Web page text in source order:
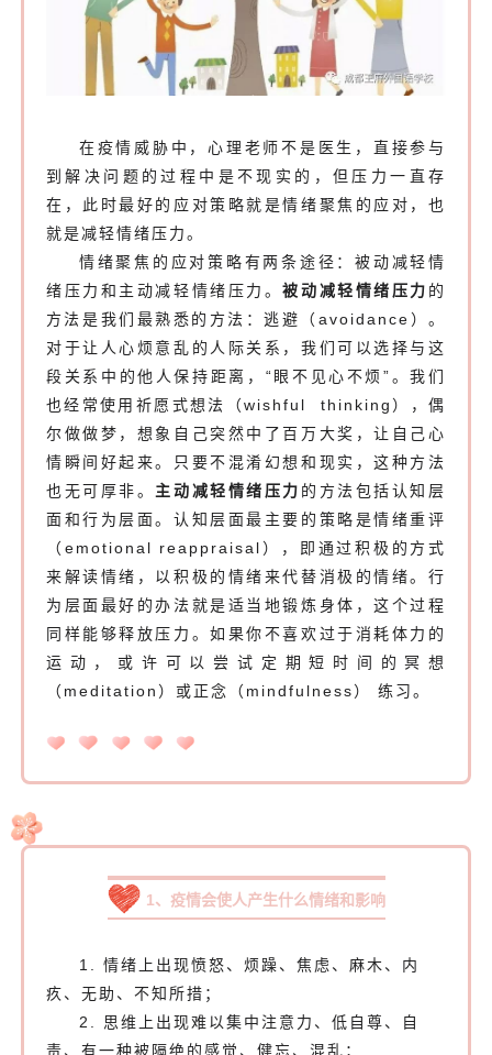
在疫情威胁中，心理老师不是医生，直接参与
到解决问题的过程中是不现实的，但压力一直存
在，此时最好的应对策略就是情绪聚焦的应对，也
就是减轻情绪压力。
情绪聚焦的应对策略有两条途径：被动减轻情
绪压力和主动减轻情绪压力。被动减轻情绪压力 的
方法是我们最熟悉的方法：逃避（avoidance）。
对于让人心烦意乱的人际关系，我们可以选择与这
段关系中的他人保持距离，“眼不见心不烦”。我们
也经常使用祈愿式想法（wishful thinking），偶
尔做做梦，想象自己突然中了百万大奖，让自己心
情瞬间好起来。只要不混淆幻想和现实，这种方法
也无可厚非。 主动减轻情绪压力 的方法包括认知层
面和行为层面。认知层面最主要的策略是情绪重评
（emotional reappraisal），即通过积极的方式
来解读情绪，以积极的情绪来代替消极的情绪。行
为层面最好的办法就是适当地锻炼身体，这个过程
同样能够释放压力。如果你不喜欢过于消耗体力的
运动，或许可以尝试定期短时间的冥想
（meditation）或正念（mindfulness） 练习。
1、疫情会使人产生什么情绪和影响
1. 情绪上出现愤怒、烦躁、焦虑、麻木、内
疚、无助、不知所措；
2. 思维上出现难以集中注意力、低自尊、自
责、有一种被隔绝的感觉、健忘、混乱；